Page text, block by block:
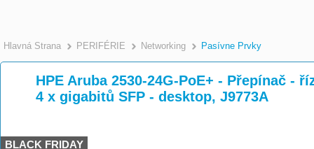
Hlavná Strana PERIFÉRIE Networking Pasívne Prvky
HPE Aruba 2530-24G-PoE+ - Přepínač -
4 x gigabitů SFP - desktop, J9773A
BLACK FRIDAY